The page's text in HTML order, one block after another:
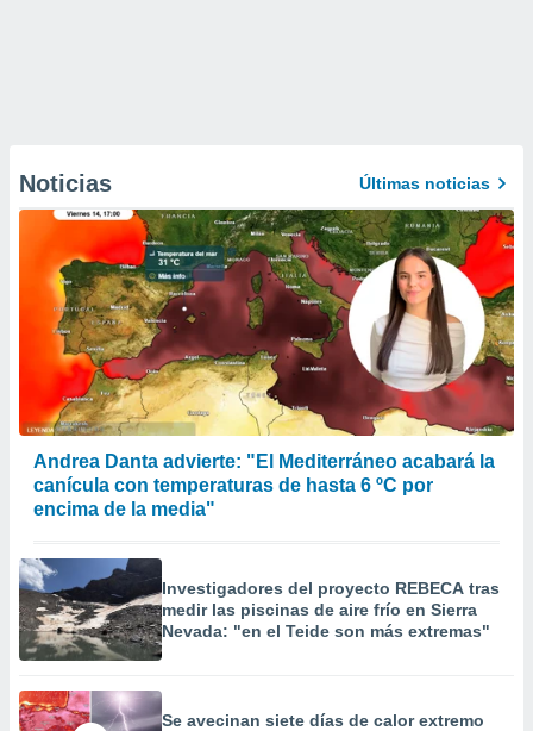
Noticias Últimas noticias
Andrea Danta advierte: "El Mediterráneo acabará la
canícula con temperaturas de hasta 6 ºC por
encima de la media"
Investigadores del proyecto REBECA tras
medir las piscinas de aire frío en Sierra
Nevada: "en el Teide son más extremas"
Se avecinan siete días de calor extremo